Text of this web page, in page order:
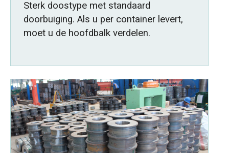
Sterk doostype met standaard
doorbuiging. Als u per container levert,
moet u de hoofdbalk verdelen.